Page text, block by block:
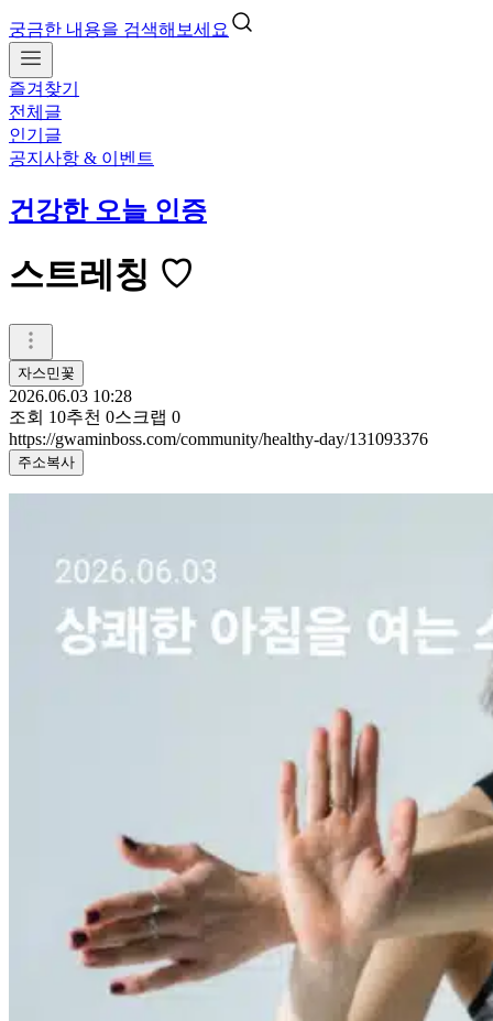
궁금한 내용을 검색해보세요
즐겨찾기
전체글
인기글
공지사항 & 이벤트
건강한 오늘 인증
스트레칭 ♡
자스민꽃
2026.06.03 10:28
조회 10추천 0스크랩 0
https://gwaminboss.com/community/healthy-day/131093376
주소복사